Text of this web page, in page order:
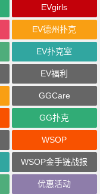
EVgirls
EV德州扑克
EV扑克室
EV福利
GGCare
GG扑克
WSOP
WSOP金手链战报
优惠活动